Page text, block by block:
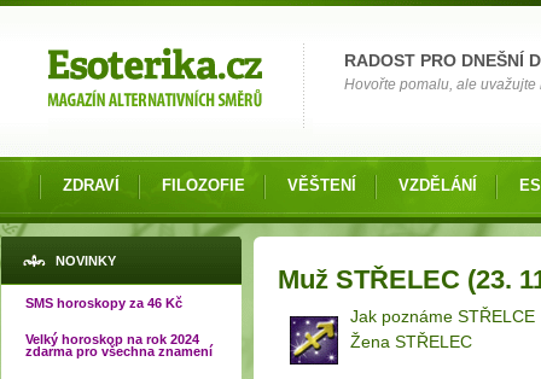
RADOST PRO DNEŠNÍ
Hovořte pomalu, ale uvažujte
ZDRAVÍ FILOZOFIE VĚŠTENÍ VZDĚLÁNÍ
NOVINKY
SMS horoskopy za 46 Kč
Velký horoskop na rok 2024
zdarma pro všechna znamení
Muž STŘELEC (23.
Jak poznáme STŘELCE
Žena STŘELEC